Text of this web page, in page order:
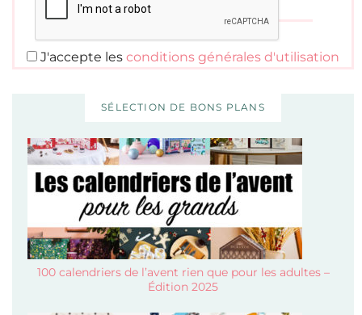
J'accepte les conditions générales d'utilisation
SÉLECTION DE BONS PLANS
100 calendriers de l’avent rien que pour les adultes –
Édition 2025